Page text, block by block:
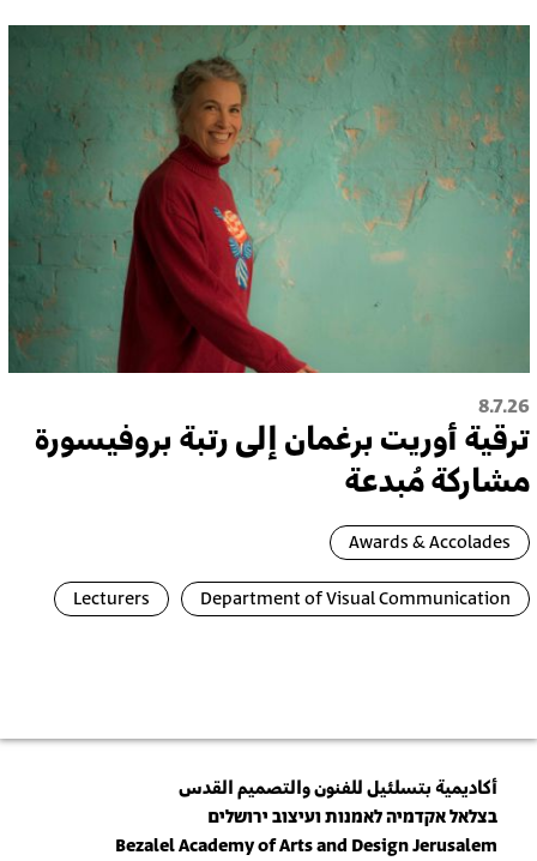
8.7.26
ترقية أُوريت برغمان إلى رتبة بروفيسورة
مشاركة مُبدعة
Awards & Accolades
Department of Visual Communication
Lecturers
أكاديمية بتسلئيل للفنون والتصميم القدس
בצלאל אקדמיה לאמנות ועיצוב ירושלים
Bezalel Academy of Arts and Design Jerusalem